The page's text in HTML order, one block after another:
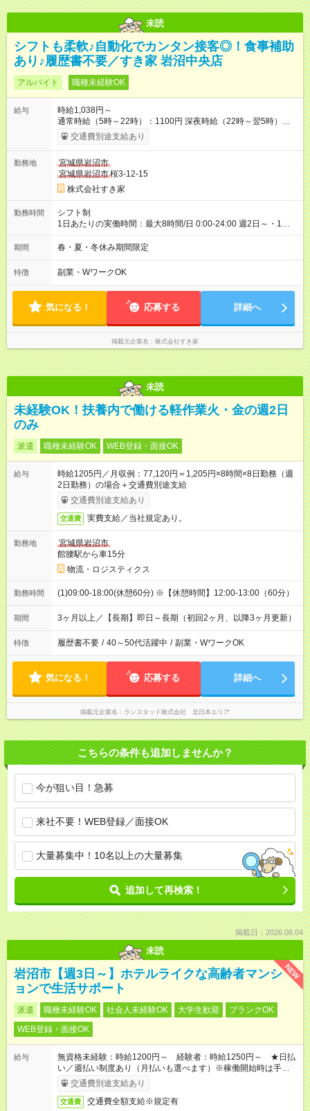
未読
シフトも柔軟♪自動化でカンタン接客◎！食事補助
あり♪履歴書不要／すき家 岩沼中央店
アルバイト 職種未経験OK
給与
時給1,038円～
通常時給（5時～22時）：1100円 深夜時給（22時～翌5時）：
1375円 高校生時給：1038円 【特別手当】早朝手当（5：00-9：
00）時給+150円 【試用期間】試用期間あり 試用期間の長さ：1
30日（※条件変更なし）ですが、切り上げで一ヶ月とさせてい
ただきます。 研修制度あり：15時間(研修中も同時給）
交通費別途支給あり
勤務地
宮城県岩沼市
宮城県岩沼市桜3-12-15
株式会社すき家
勤務時間
シフト制
1日あたりの実働時間：最大8時間/日 0:00-24:00 週2日～・1日
2h～OK ＜シフト例＞ 〇朝帯 5:00-9:00 〇昼帯 9:00-14:00 〇午
後帯 14:00-18:00 〇夜帯 18:00-22:00 〇深夜帯 22:00-翌5:00 基
ます♪
期間 春・夏・冬休み期間限定
特徴 副業・WワークOK
気になる！ 応募する 詳細へ
掲載元企業名 株式会社すき家
未読
未経験OK！扶養内で働ける軽作業火・金の週2日
のみ
派遣 職種未経験OK WEB登録・面接OK
給与
時給1205円／月収例：77,120円＝1,205円×8時間×8日勤務（週
2日勤務）の場合＋交通費別途支給
交通費別途支給あり
交通費 実費支給／当社規定あり。
勤務地
宮城県岩沼市
館腰駅から車15分
物流・ロジスティクス
勤務時間 (1)09:00-18:00(休憩60分) ※【休憩時間】12:00-13:00（60分）
期間 3ヶ月以上／【長期】即日～長期（初回2ヶ月、以降3ヶ月更新）
特徴 履歴書不要 / 40～50代活躍中 / 副業・WワークOK
気になる！ 応募する 詳細へ
掲載元企業名 ランスタッド株式会社 北日本エリア
こちらの条件も追加しませんか？
今が狙い目！急募
来社不要！WEB登録／面接OK
大量募集中！10名以上の大量募集
追加して再検索！
掲載日：2026.08.04
未読
NEW
岩沼市【週3日～】ホテルライクな高齢者マンシ
ョンで生活サポート
派遣 職種未経験OK 社会人未経験OK 大学生歓迎
ブランクOK
WEB登録・面接OK
給与
無資格未経験：時給1200円～ 経験者：時給1250円～ ★日払
い／週払い制度あり（月払いも選べます）※稼働開始時は手続き
完了次第のお支払いとなります。
交通費別途支給あり
交通費 交通費全額支給※規定有